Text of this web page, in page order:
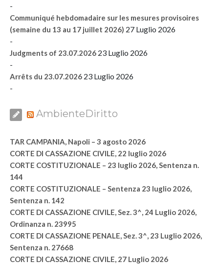
-
Communiqué hebdomadaire sur les mesures provisoires
(semaine du 13 au 17 juillet 2026) 27 Luglio 2026
-
Judgments of 23.07.2026 23 Luglio 2026
-
Arrêts du 23.07.2026 23 Luglio 2026
-
AmbienteDiritto
TAR CAMPANIA, Napoli – 3 agosto 2026
CORTE DI CASSAZIONE CIVILE, 22 luglio 2026
CORTE COSTITUZIONALE – 23 luglio 2026, Sentenza n.
144
CORTE COSTITUZIONALE – Sentenza 23 luglio 2026,
Sentenza n. 142
CORTE DI CASSAZIONE CIVILE, Sez. 3^, 24 Luglio 2026,
Ordinanza n. 23995
CORTE DI CASSAZIONE PENALE, Sez. 3^, 23 Luglio 2026,
Sentenza n. 27668
CORTE DI CASSAZIONE CIVILE, 27 Luglio 2026